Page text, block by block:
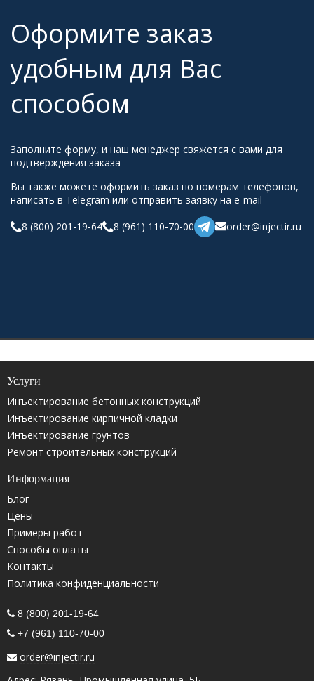
Оформите заказ
удобным для Вас
способом
Заполните форму, и наш менеджер свяжется с вами для
подтверждения заказа
Вы также можете оформить заказ по номерам телефонов,
написать в Telegram или отправить заявку на e-mail
8 (800) 201-19-64 8 (961) 110-70-00 order@injectir.ru
Услуги
Инъектирование бетонных конструкций
Инъектирование кирпичной кладки
Инъектирование грунтов
Ремонт строительных конструкций
Информация
Блог
Цены
Примеры работ
Способы оплаты
Контакты
Политика конфиденциальности
8 (800) 201-19-64
+7 (961) 110-70-00
order@injectir.ru